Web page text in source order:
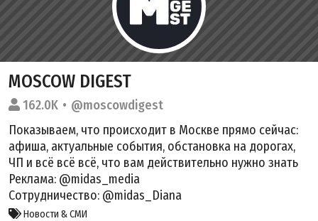
MOSCOW DIGEST
162.0K
@moscowdigest
Показываем, что происходит в Москве прямо сейчас:
афиша, актуальные события, обстановка на дорогах,
ЧП и всё всё всё, что вам действительно нужно знать
Реклама: @midas_media
Сотрудничество: @midas_Diana
Новости & СМИ